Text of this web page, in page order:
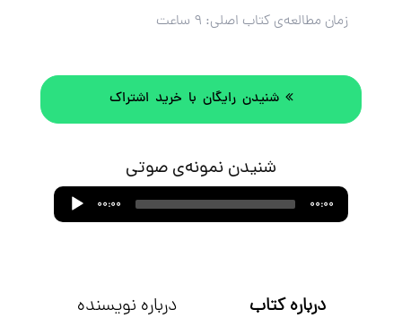
زمان مطالعه‌ی کتاب اصلی: ۹ ساعت
شنیدن رایگان با خرید اشتراک
شنیدن نمونه‌ی صوتی
Audio
Player
00:00 00:00
درباره کتاب درباره نویسنده